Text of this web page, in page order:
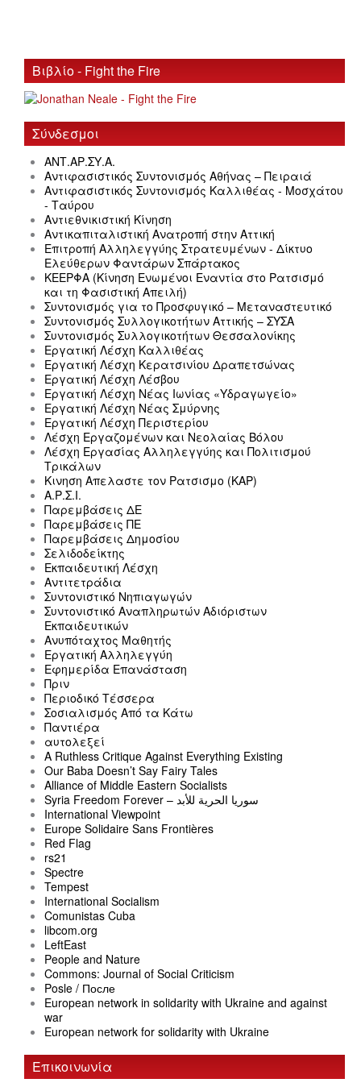
Βιβλίο - Fight the Fire
Σύνδεσμοι
ΑΝΤ.ΑΡ.ΣΥ.Α.
Αντιφασιστικός Συντονισμός Αθήνας – Πειραιά
Αντιφασιστικός Συντονισμός Καλλιθέας - Μοσχάτου
- Ταύρου
Αντιεθνικιστική Κίνηση
Αντικαπιταλιστική Ανατροπή στην Αττική
Επιτροπή Αλληλεγγύης Στρατευμένων - Δίκτυο
Ελεύθερων Φαντάρων Σπάρτακος
ΚΕΕΡΦΑ (Κίνηση Ενωμένοι Εναντία στο Ρατσισμό
και τη Φασιστική Απειλή)
Συντονισμός για το Προσφυγικό – Μεταναστευτικό
Συντονισμός Συλλογικοτήτων Αττικής – ΣΥΣΑ
Συντονισμός Συλλογικοτήτων Θεσσαλονίκης
Εργατική Λέσχη Καλλιθέας
Εργατική Λέσχη Κερατσινίου Δραπετσώνας
Εργατική Λέσχη Λέσβου
Εργατική Λέσχη Νέας Ιωνίας «Υδραγωγείο»
Εργατική Λέσχη Νέας Σμύρνης
Εργατική Λέσχη Περιστερίου
Λέσχη Εργαζομένων και Νεολαίας Βόλου
Λέσχη Εργασίας Αλληλεγγύης και Πολιτισμού
Τρικάλων
Κινηση Απελαστε τον Ρατσισμο (ΚΑΡ)
Α.Ρ.Σ.Ι.
Παρεμβάσεις ΔΕ
Παρεμβάσεις ΠΕ
Παρεμβάσεις Δημοσίου
Σελιδοδείκτης
Εκπαιδευτική Λέσχη
Αντιτετράδια
Συντονιστικό Νηπιαγωγών
Συντονιστικό Αναπληρωτών Αδιόριστων
Εκπαιδευτικών
Ανυπόταχτος Μαθητής
Εργατική Αλληλεγγύη
Εφημερίδα Επανάσταση
Πριν
Περιοδικό Τέσσερα
Σοσιαλισμός Από τα Κάτω
Παντιέρα
αυτολεξεί
A Ruthless Critique Against Everything Existing
Our Baba Doesn’t Say Fairy Tales
Alliance of Middle Eastern Socialists
Syria Freedom Forever – سوريا الحرية للأبد
International Viewpoint
Europe Solidaire Sans Frontières
Red Flag
rs21
Spectre
Tempest
International Socialism
Comunistas Cuba
libcom.org
LeftEast
People and Nature
Commons: Journal of Social Criticism
Posle / После
European network in solidarity with Ukraine and against
war
European network for solidarity with Ukraine
Επικοινωνία